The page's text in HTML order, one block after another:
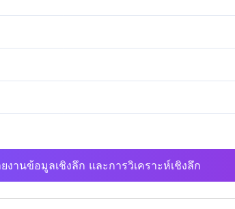
านข้อมูลเชิงลึก และการวิเคราะห์เชิงลึก